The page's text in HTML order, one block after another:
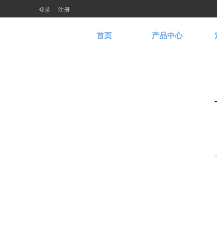
登录 注册
首页 产品中心